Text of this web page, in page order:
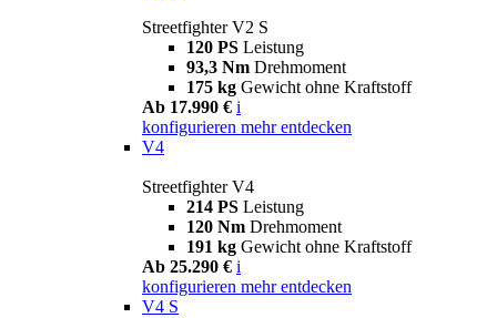
Streetfighter V2 S
120 PS Leistung
93,3 Nm Drehmoment
175 kg Gewicht ohne Kraftstoff
Ab 17.990 € i
konfigurieren mehr entdecken
V4
Streetfighter V4
214 PS Leistung
120 Nm Drehmoment
191 kg Gewicht ohne Kraftstoff
Ab 25.290 € i
konfigurieren mehr entdecken
V4 S